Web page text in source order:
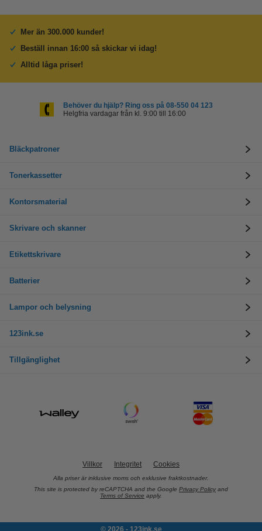
Mer än 300.000 kunder!
Beställ innan 16:00 så skickar vi idag!
Alltid låga priser!
Behöver du hjälp? Ring oss på 08-550 04 123
Helgfria vardagar från kl. 9:00 till 16:00
Bläckpatroner
Tonerkassetter
Kontorsmaterial
Skrivare och skanner
Etikettskrivare
Batterier
Lampor och belysning
123ink.se
Tillgänglighet
Villkor Integritet Cookies
Alla priser är inklusive moms och exklusive fraktkostnader.
This site is protected by reCAPTCHA and the Google Privacy Policy and
Terms of Service apply.
© 2026 - 123ink.se